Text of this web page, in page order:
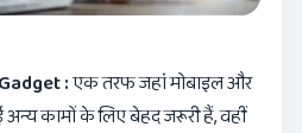
:एक तरफ जहां मोबाइल और
कामों के लिए बेहद जरूरी हैं, वहीं